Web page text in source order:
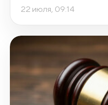
22 июля, 09:14